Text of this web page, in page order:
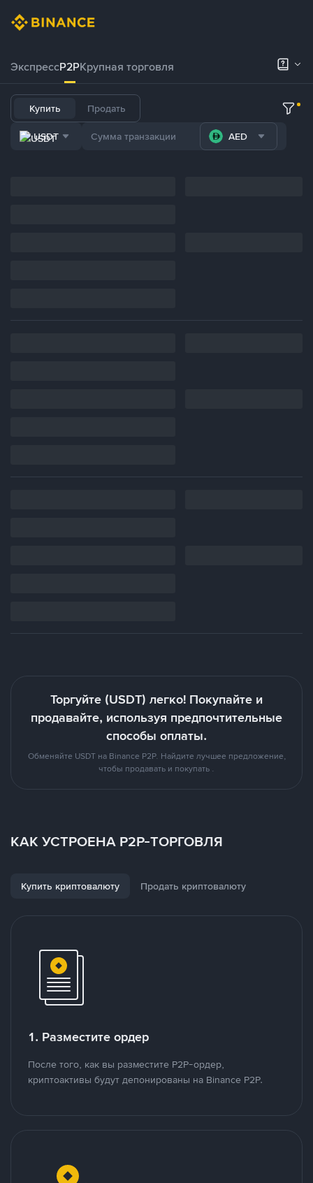
ЭкспрессP2PКрупная торговля
Купить Продать
USDT AED
Торгуйте (USDT) легко! Покупайте и
продавайте, используя предпочтительные
способы оплаты.
Обменяйте USDT на Binance P2P. Найдите лучшее предложение,
чтобы продавать и покупать .
КАК УСТРОЕНА P2P-ТОРГОВЛЯ
Купить криптовалюту Продать криптовалюту
1. Разместите ордер
После того, как вы разместите P2P-ордер,
криптоактивы будут депонированы на Binance P2P.